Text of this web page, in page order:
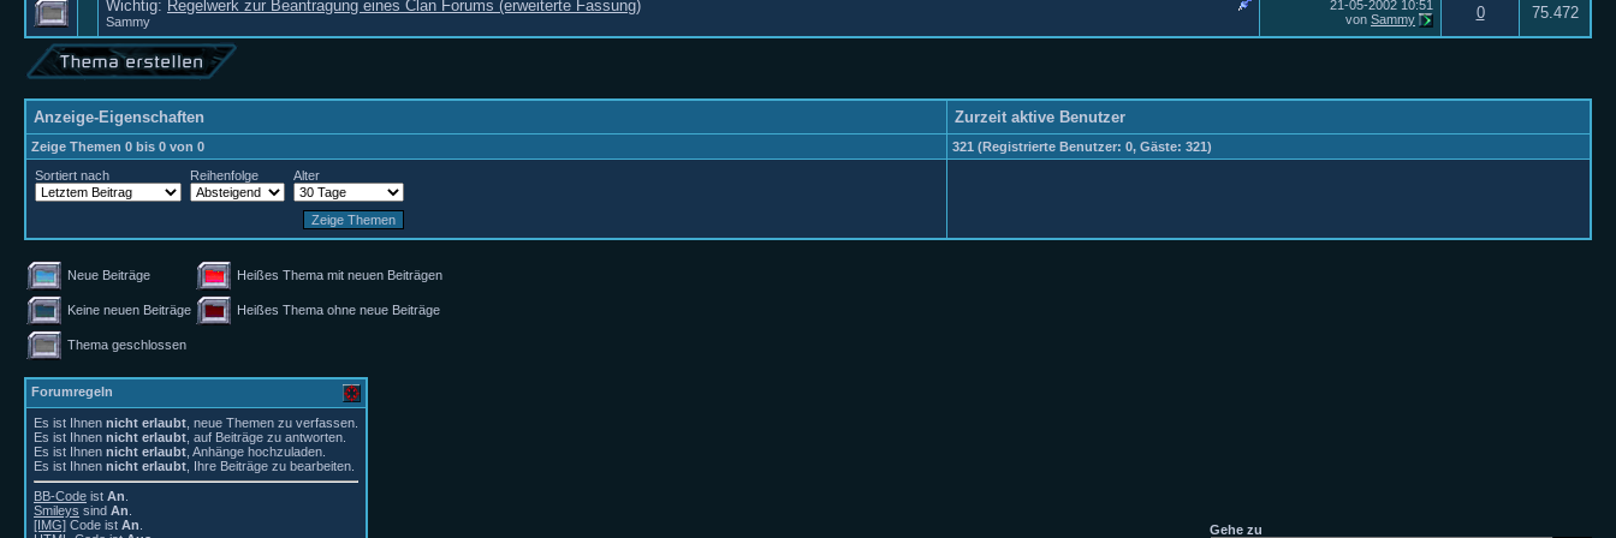
Wichtig: Regelwerk zur Beantragung eines Clan Forums (erweiterte Fassung)
Sammy
21-05-2002 10:51
von Sammy 0 75.472
Anzeige-Eigenschaften Zurzeit aktive Benutzer
Zeige Themen 0 bis 0 von 0
321 (Registrierte Benutzer: 0, Gäste: 321)
Sortiert nach
Reihenfolge Alter
Neue Beiträge Heißes Thema mit neuen Beiträgen
Keine neuen Beiträge Heißes Thema ohne neue Beiträge
Thema geschlossen
Forumregeln
Es ist Ihnen nicht erlaubt , neue Themen zu verfassen.
Es ist Ihnen nicht erlaubt , auf Beiträge zu antworten.
Es ist Ihnen nicht erlaubt , Anhänge hochzuladen.
Es ist Ihnen nicht erlaubt , Ihre Beiträge zu bearbeiten.
BB-Code ist An
Smileys sind An
[IMG] Code ist An Gehe zu